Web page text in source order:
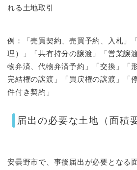
れる土地取引
例：「売買契約、売買予約、入札」
理）」「共有持分の譲渡」「営業譲
物弁済、代物弁済予約」「交換」「
完結権の譲渡」「買戻権の譲渡」「
件付き契約」
届出の必要な土地（面積
安曇野市で、事後届出が必要となる